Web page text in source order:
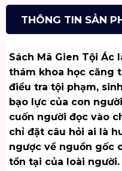
THÔNG TIN SẢN
Sách Mã Gien Tội
thám khoa học căng
điều tra tội phạm,
bạo lực của con
cuốn người đọc vào
chỉ đặt câu hỏi ai là
ngược về nguồn gốc
tồn tại của loài người.